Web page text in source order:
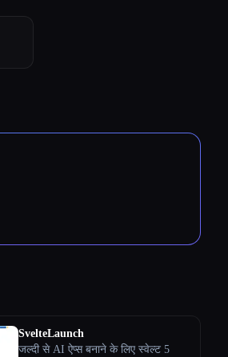
SvelteLaunch
जल्दी से AI ऐप्स बनाने के लिए स्वेल्ट 5